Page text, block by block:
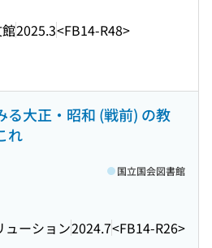
2025.3<FB14-R48>
る大正・昭和 (戦前) の教
れ
ューション2024.7<FB14-R26>
国立国会図書館